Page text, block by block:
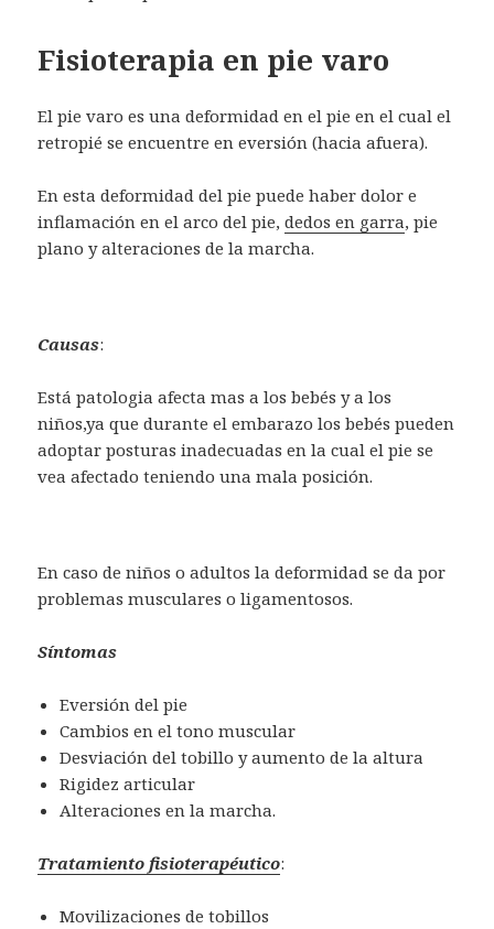
Fisioterapia en pie varo
El pie varo es una deformidad en el pie en el cual el
retropié se encuentre en eversión (hacia afuera).
En esta deformidad del pie puede haber dolor e
inflamación en el arco del pie,dedos en garra, pie
plano y alteraciones de la marcha.
Causas:
Está patologia afecta mas a los bebés y a los
niños,ya que durante el embarazo los bebés pueden
adoptar posturas inadecuadas en la cual el pie se
vea afectado teniendo una mala posición.
En caso de niños o adultos la deformidad se da por
problemas musculares o ligamentosos.
Síntomas
Eversión del pie
Cambios en el tono muscular
Desviación del tobillo y aumento de la altura
Rigidez articular
Alteraciones en la marcha.
Tratamiento fisioterapéutico:
Movilizaciones de tobillos